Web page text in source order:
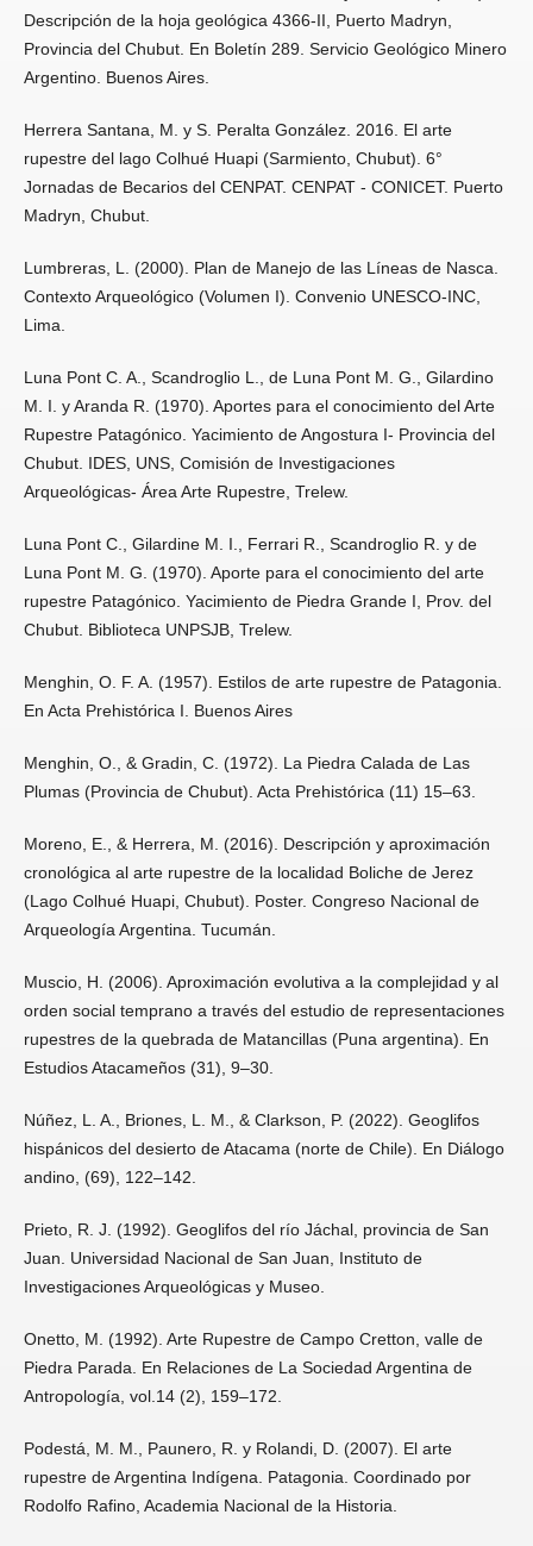
Descripción de la hoja geológica 4366-II, Puerto Madryn,
Provincia del Chubut. En Boletín 289. Servicio Geológico Minero
Argentino. Buenos Aires.
Herrera Santana, M. y S. Peralta González. 2016. El arte
rupestre del lago Colhué Huapi (Sarmiento, Chubut). 6°
Jornadas de Becarios del CENPAT. CENPAT - CONICET. Puerto
Madryn, Chubut.
Lumbreras, L. (2000). Plan de Manejo de las Líneas de Nasca.
Contexto Arqueológico (Volumen I). Convenio UNESCO-INC,
Lima.
Luna Pont C. A., Scandroglio L., de Luna Pont M. G., Gilardino
M. I. y Aranda R. (1970). Aportes para el conocimiento del Arte
Rupestre Patagónico. Yacimiento de Angostura I- Provincia del
Chubut. IDES, UNS, Comisión de Investigaciones
Arqueológicas- Área Arte Rupestre, Trelew.
Luna Pont C., Gilardine M. I., Ferrari R., Scandroglio R. y de
Luna Pont M. G. (1970). Aporte para el conocimiento del arte
rupestre Patagónico. Yacimiento de Piedra Grande I, Prov. del
Chubut. Biblioteca UNPSJB, Trelew.
Menghin, O. F. A. (1957). Estilos de arte rupestre de Patagonia.
En Acta Prehistórica I. Buenos Aires
Menghin, O., & Gradin, C. (1972). La Piedra Calada de Las
Plumas (Provincia de Chubut). Acta Prehistórica (11) 15–63.
Moreno, E., & Herrera, M. (2016). Descripción y aproximación
cronológica al arte rupestre de la localidad Boliche de Jerez
(Lago Colhué Huapi, Chubut). Poster. Congreso Nacional de
Arqueología Argentina. Tucumán.
Muscio, H. (2006). Aproximación evolutiva a la complejidad y al
orden social temprano a través del estudio de representaciones
rupestres de la quebrada de Matancillas (Puna argentina). En
Estudios Atacameños (31), 9–30.
Núñez, L. A., Briones, L. M., & Clarkson, P. (2022). Geoglifos
hispánicos del desierto de Atacama (norte de Chile). En Diálogo
andino, (69), 122–142.
Prieto, R. J. (1992). Geoglifos del río Jáchal, provincia de San
Juan. Universidad Nacional de San Juan, Instituto de
Investigaciones Arqueológicas y Museo.
Onetto, M. (1992). Arte Rupestre de Campo Cretton, valle de
Piedra Parada. En Relaciones de La Sociedad Argentina de
Antropología, vol.14 (2), 159–172.
Podestá, M. M., Paunero, R. y Rolandi, D. (2007). El arte
rupestre de Argentina Indígena. Patagonia. Coordinado por
Rodolfo Rafino, Academia Nacional de la Historia.